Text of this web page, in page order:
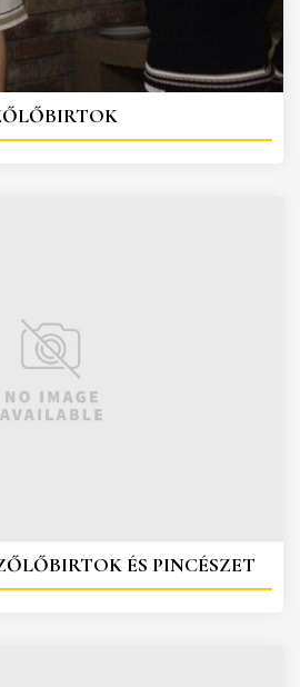
ÉS PINCÉSZET